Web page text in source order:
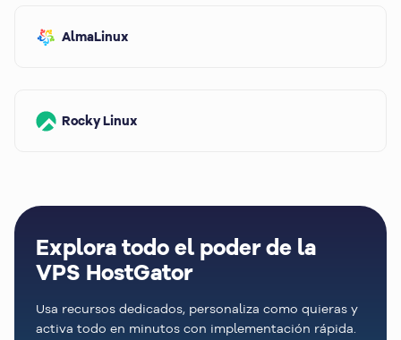
AlmaLinux
Rocky Linux
Explora todo el poder de la
VPS HostGator
Usa recursos dedicados, personaliza como quieras y
activa todo en minutos con implementación rápida.